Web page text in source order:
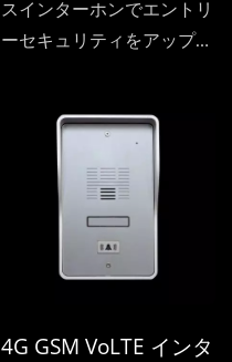
スインターホンでエントリ
ーセキュリティをアップグ
プルなウェブインターフェ
ースを通じて完全なコント
ロールを提供します—デバ
イスの追加、承認された番
号の管理、数秒での発信設
今ではスマートフォンから
4G GSM VoLTE インタ